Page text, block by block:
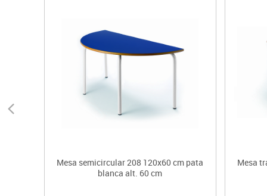
Mesa semicircular 208 120x60 cm pata
blanca alt. 60 cm
Mesa